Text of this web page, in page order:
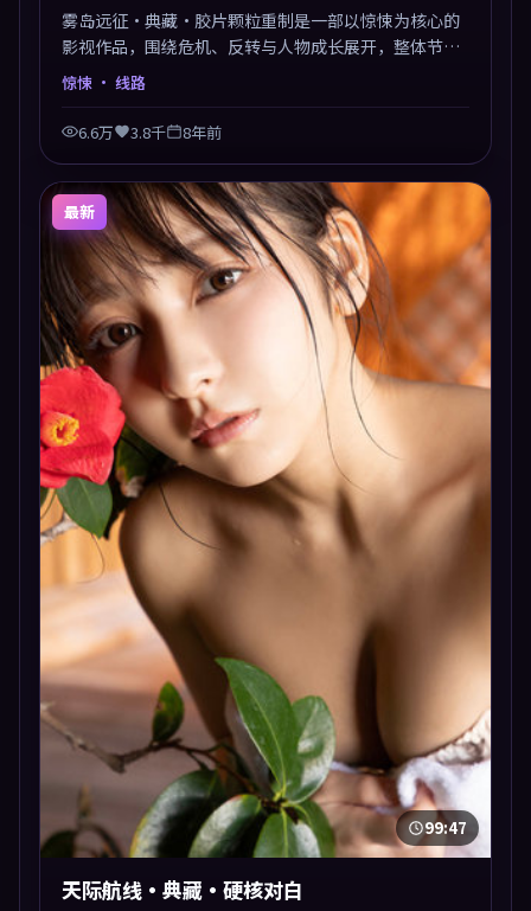
雾岛远征·典藏·胶片颗粒重制是一部以惊悚为核心的
影视作品，围绕危机、反转与人物成长展开，整体节奏
紧凑，值得推荐观看。
惊悚 · 线路
6.6万 3.8千 8年前
最新
99:47
天际航线·典藏·硬核对白